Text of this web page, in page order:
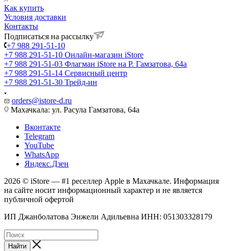
Как купить
Условия доставки
Контакты
Подписаться на рассылку
+7 988 291-51-10
+7 988 291-51-10 Онлайн-магазин iStore
+7 988 291-51-03 Флагман iStore на Р. Гамзатова, 64а
+7 988 291-51-14 Сервисный центр
+7 988 291-51-30 Трейд-ин
orders@istore-d.ru
Махачкала: ул. Расула Гамзатова, 64а
Вконтакте
Telegram
YouTube
WhatsApp
Яндекс.Дзен
2026 © iStore — #1 реселлер Apple в Махачкале. Информация
на сайте носит информационный характер и не является
публичной офертой
ИП Джанболатова Энжели Адильевна ИНН: 051303328179
Найти